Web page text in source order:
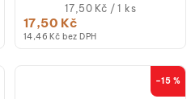
14,46 Kč bez DPH
17,50 Kč
Měrná
cena:
17,50 Kč / 1 ks
použití, balení 1 ks.
–15 %